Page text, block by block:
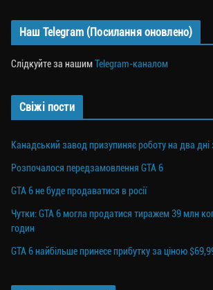
Наш Telegram (Посилання оновлено)
Слідкуйте за нашимTelegram-каналом
Свіжі пости
Канадський завод призупиняє роботу на два дні
Розпочалося передзамовлення GTA 6
GTA 6 не буде продаватися в росії
Чутки: GTA 6 могла продатися тиражем 39 млн
годин
GTA 6 найбільше принесе прибутку за ціною